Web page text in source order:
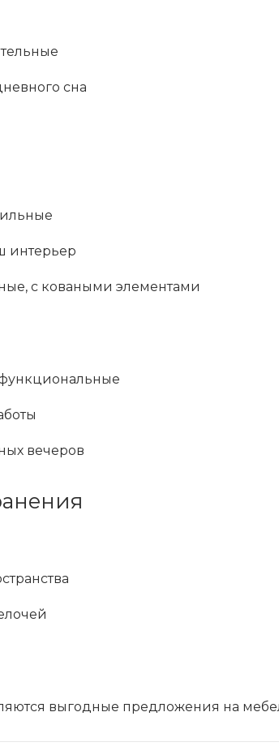
сна
интерьер
с коваными элементами
вечеров
выгодные предложения на